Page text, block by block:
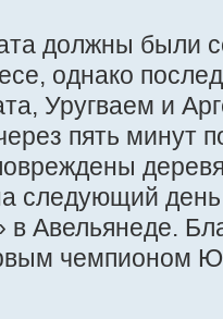
должны были
однако
Уругваем и
пять минут
следующий
в Авельянеде.
чемпионом